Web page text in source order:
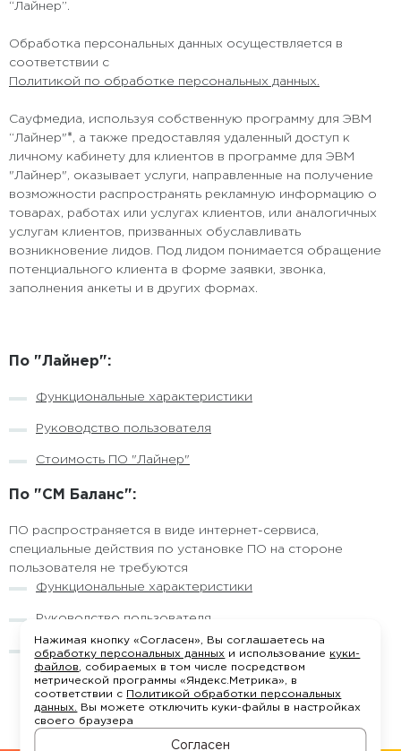
“Лайнер”.
Обработка персональных данных осуществляется в
соответствии с
Политикой по обработке персональных данных.
Сауфмедиа, используя собственную программу для ЭВМ
“Лайнер"* , а также предоставляя удаленный доступ к
личному кабинету для клиентов в программе для ЭВМ
"Лайнер", оказывает услуги, направленные на получение
возможности распространять рекламную информацию о
товарах, работах или услугах клиентов, или аналогичных
услугам клиентов, призванных обуславливать
возникновение лидов. Под лидом понимается обращение
потенциального клиента в форме заявки, звонка,
заполнения анкеты и в других формах.
По "Лайнер":
Функциональные характеристики
Руководство пользователя
Стоимость ПО "Лайнер"
По "СМ Баланс":
ПО распространяется в виде интернет-сервиса,
специальные действия по установке ПО на стороне
пользователя не требуются
Функциональные характеристики
Руководство пользователя
Стоимость ПО "СМ Баланс": стоимость ПО
рассчитывается индивидуально. Для расчета
стоимости, пожалуйста, свяжитесь с нами по почте
hello@southmedia.ru
Нажимая кнопку «Согласен», Вы соглашаетесь на
обработку персональных данных и использование куки-
файлов
, собираемых в том числе посредством
метрической программы «Яндекс.Метрика», в
соответствии с Политикой обработки персональных
данных.
Вы можете отключить куки-файлы в настройках
своего браузера
Согласен